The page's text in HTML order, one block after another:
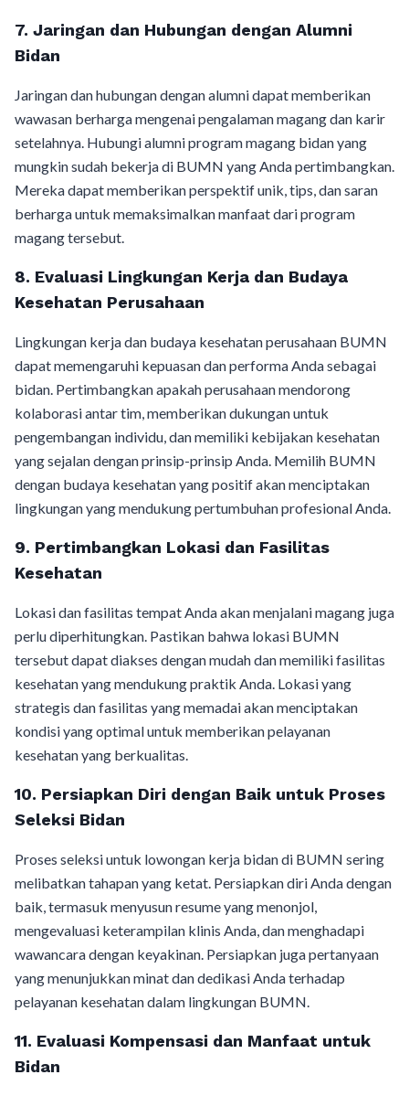
7. Jaringan dan Hubungan dengan Alumni
Bidan
Jaringan dan hubungan dengan alumni dapat memberikan
wawasan berharga mengenai pengalaman magang dan karir
setelahnya. Hubungi alumni program magang bidan yang
mungkin sudah bekerja di BUMN yang Anda pertimbangkan.
Mereka dapat memberikan perspektif unik, tips, dan saran
berharga untuk memaksimalkan manfaat dari program
magang tersebut.
8. Evaluasi Lingkungan Kerja dan Budaya
Kesehatan Perusahaan
Lingkungan kerja dan budaya kesehatan perusahaan BUMN
dapat memengaruhi kepuasan dan performa Anda sebagai
bidan. Pertimbangkan apakah perusahaan mendorong
kolaborasi antar tim, memberikan dukungan untuk
pengembangan individu, dan memiliki kebijakan kesehatan
yang sejalan dengan prinsip-prinsip Anda. Memilih BUMN
dengan budaya kesehatan yang positif akan menciptakan
lingkungan yang mendukung pertumbuhan profesional Anda.
9. Pertimbangkan Lokasi dan Fasilitas
Kesehatan
Lokasi dan fasilitas tempat Anda akan menjalani magang juga
perlu diperhitungkan. Pastikan bahwa lokasi BUMN
tersebut dapat diakses dengan mudah dan memiliki fasilitas
kesehatan yang mendukung praktik Anda. Lokasi yang
strategis dan fasilitas yang memadai akan menciptakan
kondisi yang optimal untuk memberikan pelayanan
kesehatan yang berkualitas.
10. Persiapkan Diri dengan Baik untuk Proses
Seleksi Bidan
Proses seleksi untuk lowongan kerja bidan di BUMN sering
melibatkan tahapan yang ketat. Persiapkan diri Anda dengan
baik, termasuk menyusun resume yang menonjol,
mengevaluasi keterampilan klinis Anda, dan menghadapi
wawancara dengan keyakinan. Persiapkan juga pertanyaan
yang menunjukkan minat dan dedikasi Anda terhadap
pelayanan kesehatan dalam lingkungan BUMN.
11. Evaluasi Kompensasi dan Manfaat untuk
Bidan